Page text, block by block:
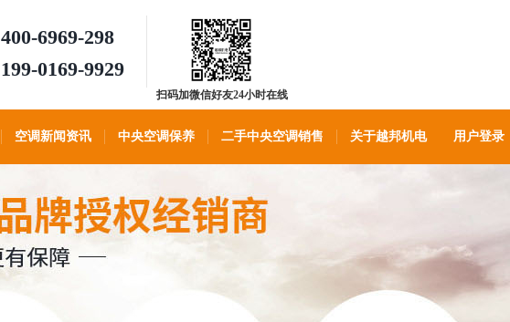
400-6969-298
199-0169-9929
扫码加微信好友24小时在线
空调新闻资讯 中央空调保养 二手中央空调销售 关于越邦机电 用户登录